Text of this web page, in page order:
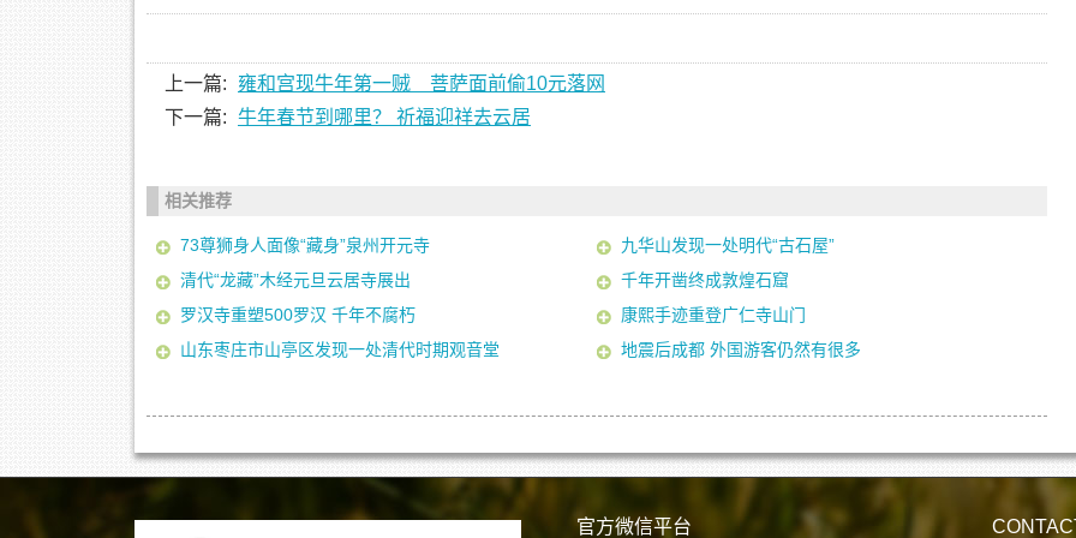
上一篇:
雍和宫现牛年第一贼 菩萨面前偷10元落网
下一篇: 牛年春节到哪里？ 祈福迎祥去云居
相关推荐
73尊狮身人面像“藏身”泉州开元寺
九华山发现一处明代“古石屋”
清代“龙藏”木经元旦云居寺展出
千年开凿终成敦煌石窟
罗汉寺重塑500罗汉 千年不腐朽
康熙手迹重登广仁寺山门
山东枣庄市山亭区发现一处清代时期观音堂
地震后成都 外国游客仍然有很多
官方微信平台